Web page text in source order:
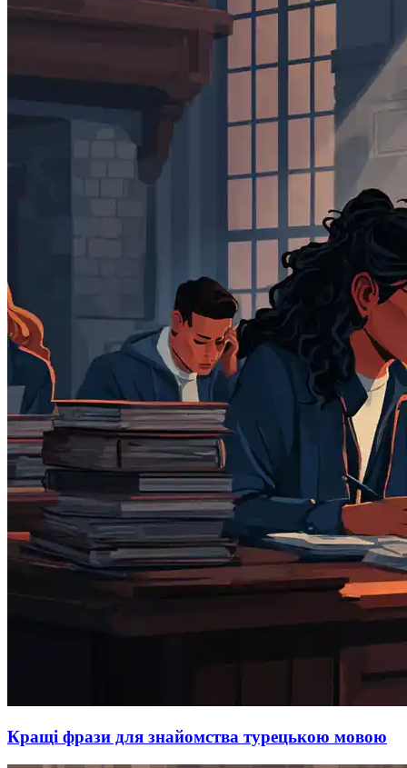
Кращі фрази для знайомства турецькою мовою